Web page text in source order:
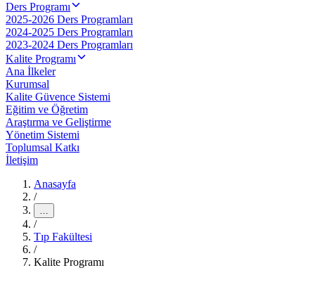
Ders Programı
2025-2026 Ders Programları
2024-2025 Ders Programları
2023-2024 Ders Programları
Kalite Programı
Ana İlkeler
Kurumsal
Kalite Güvence Sistemi
Eğitim ve Öğretim
Araştırma ve Geliştirme
Yönetim Sistemi
Toplumsal Katkı
İletişim
Anasayfa
/
…
/
Tıp Fakültesi
/
Kalite Programı